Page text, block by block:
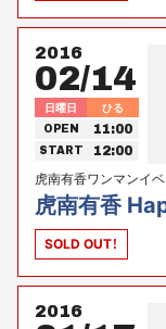
2016
02/14
日曜日 ひる
OPEN 11:00
START 12:00
虎南有香ワンマンイ
虎南有香
SOLD OUT！
2016